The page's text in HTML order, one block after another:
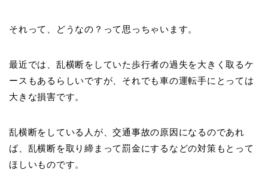
それって、どうなの？って思っちゃいます。
最近では、乱横断をしていた歩行者の過失を大きく取るケ
ースもあるらしいですが、それでも車の運転手にとっては
大きな損害です。
乱横断をしている人が、交通事故の原因になるのであれ
ば、乱横断を取り締まって罰金にするなどの対策もとって
ほしいものです。